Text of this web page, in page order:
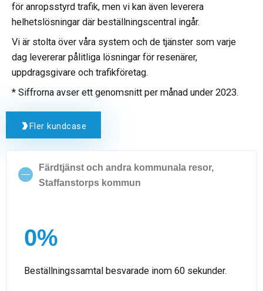
för anropsstyrd trafik, men vi kan även leverera
helhetslösningar där beställningscentral ingår.
Vi är stolta över våra system och de tjänster som varje
dag levererar pålitliga lösningar för resenärer,
uppdragsgivare och trafikföretag.
* Siffrorna avser ett genomsnitt per månad under 2023.
Fler kundcase
Färdtjänst och andra kommunala resor,
Staffanstorps kommun
0%
Beställningssamtal besvarade inom 60 sekunder.